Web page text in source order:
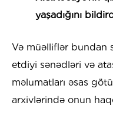
yaşadığını
Və müəlliflər bundan
etdiyi sənədləri və
məlumatları əsas
arxivlərində onun